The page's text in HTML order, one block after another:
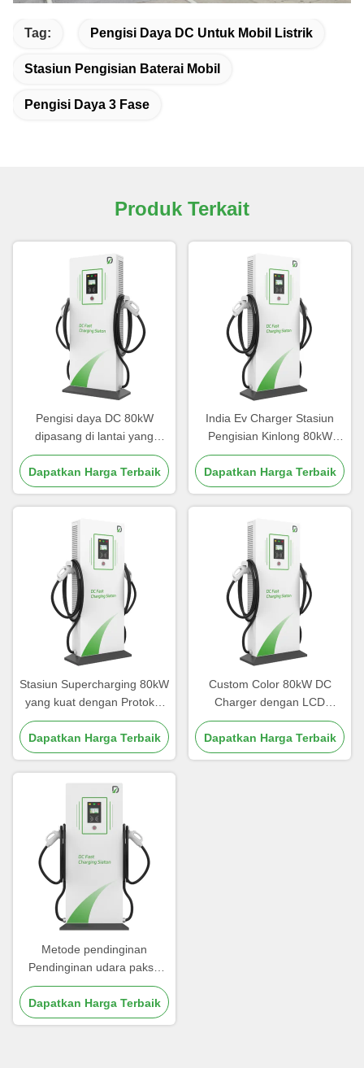
Tag: Pengisi Daya DC Untuk Mobil Listrik
Stasiun Pengisian Baterai Mobil
Pengisi Daya 3 Fase
Produk Terkait
Pengisi daya DC 80kW
dipasang di lantai yang
cocok untuk stasiun
pengisian umum
Dapatkan Harga Terbaik
India Ev Charger Stasiun
Pengisian Kinlong 80kW
CCS2 Double Gun Untuk
Stasiun Bensin Stasiun
Umum
Dapatkan Harga Terbaik
Stasiun Supercharging 80kW
yang kuat dengan Protokol
Komunikasi OCPP 1.6 dan
Pendinginan Udara Dipaksa
Dapatkan Harga Terbaik
Custom Color 80kW DC
Charger dengan LCD
Display Screen Dalam
Custom Colors 390kg
Dapatkan Harga Terbaik
Metode pendinginan
Pendinginan udara paksa
80kW Pengisi cepat
kendaraan listrik untuk
pengisian cepat
Dapatkan Harga Terbaik